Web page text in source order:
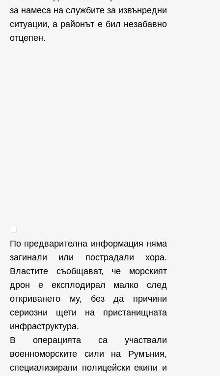
за намеса на службите за извънредни
ситуации, а районът е бил незабавно
отцепен.
По предварителна информация няма
загинали или пострадали хора.
Властите съобщават, че морският
дрон е експлодирал малко след
откриването му, без да причини
сериозни щети на пристанищната
инфраструктура.
В операцията са участвали
военноморските сили на Румъния,
специализирани полицейски екипи и